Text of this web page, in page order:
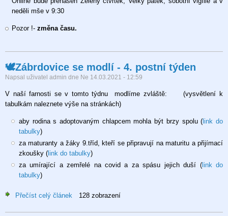
neděli mše v 9:30
Pozor !-změna času.
🕊Zábrdovice se modlí - 4. postní týden
Napsal uživatel admin dne Ne 14.03.2021 - 12:59
V naší farnosti se v tomto týdnu modlíme zvláště: (vysvětlení k
tabulkám naleznete výše na stránkách)
aby rodina s adoptovaným chlapcem mohla být brzy spolu (link do
tabulky)
za maturanty a žáky 9.tříd, kteří se připravují na maturitu a přijímací
zkoušky (link do tabulky)
za umírající a zemřelé na covid a za spásu jejich duší (link do
tabulky)
Přečíst celý článek 128 zobrazení